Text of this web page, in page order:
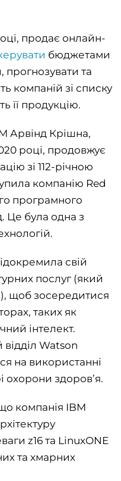
продає онлайн-
бюджетами
прогнозувати та
компаній зі списку
її продукцію.
Арвінд Крішна,
році, продовжує
зі 112-річною
компанію Red
програмного
Це була одна з
свій
послуг (який
щоб зосередитися
таких як
інтелект.
Watson
на використанні
охорони здоров’я.
компанія IBM
z16 та LinuxONE
та хмарних